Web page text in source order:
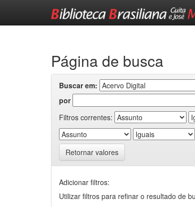
Página de busca
Buscar em:
por
Filtros correntes:
Retornar valores
Adicionar filtros:
Utilizar filtros para refinar o resultado de